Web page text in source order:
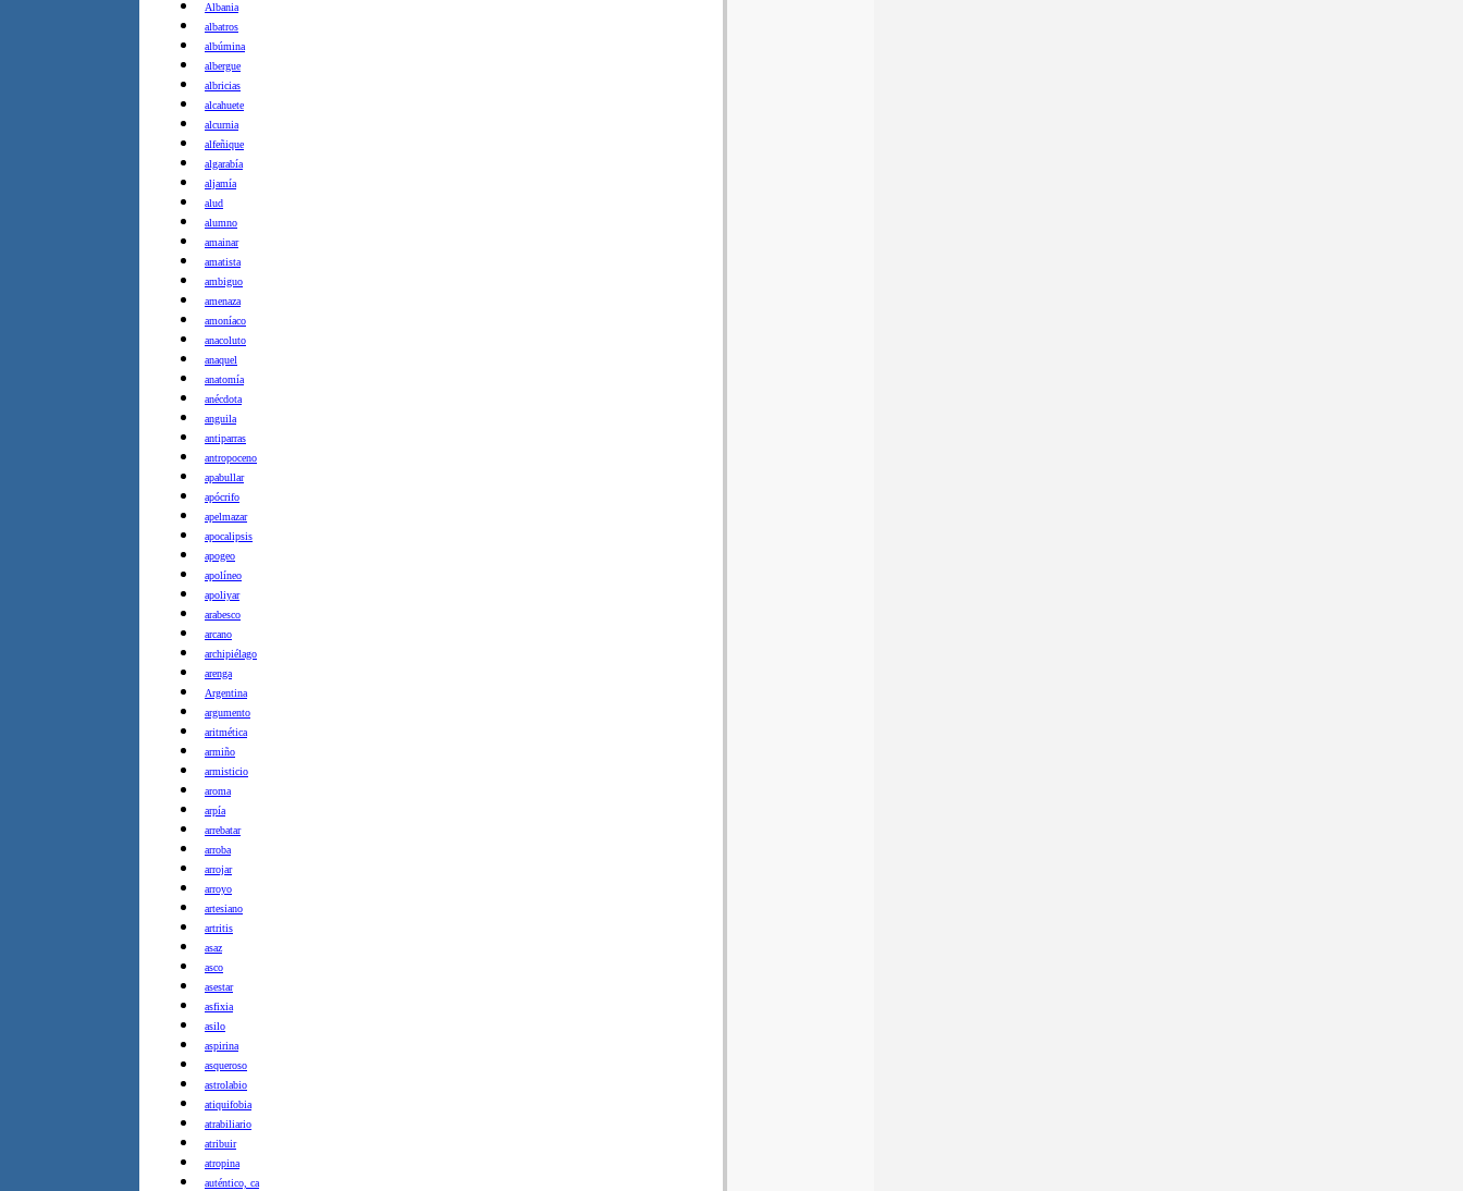
Albania
albatros
albúmina
albergue
albricias
alcahuete
alcurnia
alfeñique
algarabía
aljamía
alud
alumno
amainar
amatista
ambiguo
amenaza
amoníaco
anacoluto
anaquel
anatomía
anécdota
anguila
antiparras
antropoceno
apabullar
apócrifo
apelmazar
apocalipsis
apogeo
apolíneo
apoliyar
arabesco
arcano
archipiélago
arenga
Argentina
argumento
aritmética
armiño
armisticio
aroma
arpía
arrebatar
arroba
arrojar
arroyo
artesiano
artritis
asaz
asco
asestar
asfixia
asilo
aspirina
asqueroso
astrolabio
atiquifobia
atrabiliario
atribuir
atropina
auténtico, ca